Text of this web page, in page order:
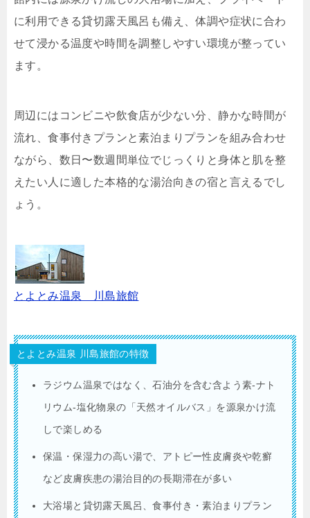
に利用できる貸切露天風呂も備え、体調や症状に合わ
せて浸かる温度や時間を調整しやすい環境が整ってい
ます。
周辺にはコンビニや飲食店が少ない分、静かな時間が
流れ、食事付きプランと素泊まりプランを組み合わせ
ながら、数日〜数週間単位でじっくりと身体と肌を整
えたい人に適した本格的な湯治向きの宿と言えるでし
ょう。
とよとみ温泉 川島旅館
とよとみ温泉 川島旅館の特徴
ラジウム温泉ではなく、石油分を含む含よう素‐ナト
リウム‐塩化物泉の「天然オイルバス」を源泉かけ流
しで楽しめる
保温・保湿力の高い湯で、アトピー性皮膚炎や乾癬
など皮膚疾患の湯治目的の長期滞在が多い
大浴場と貸切露天風呂、食事付き・素泊まりプラン